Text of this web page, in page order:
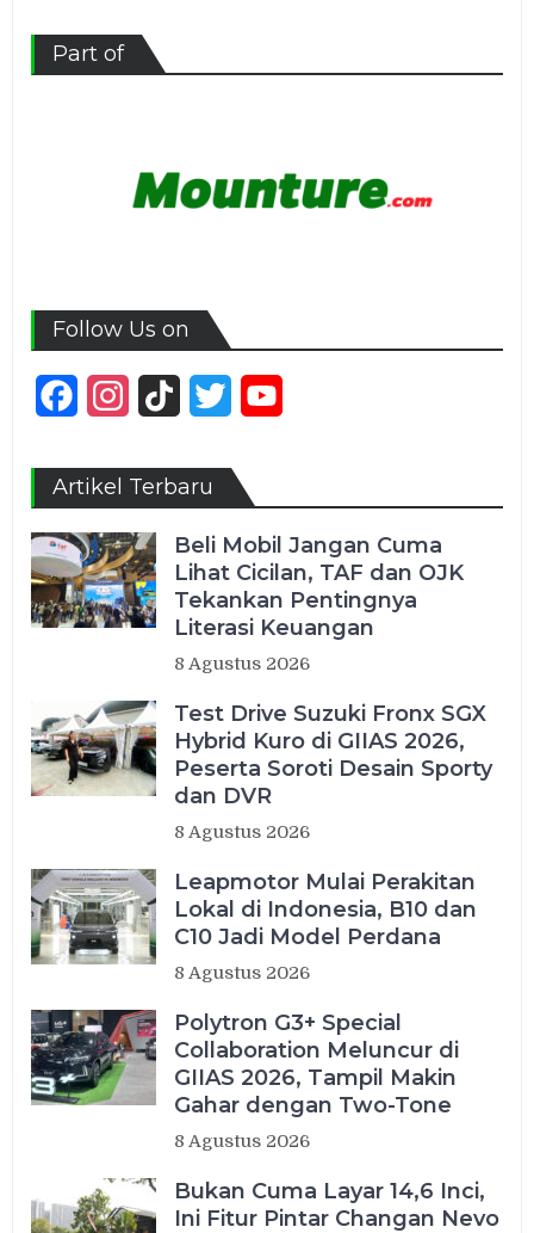
Part of
Follow Us on
FacebookInstagram
TikTok Twitter
Artikel Terbaru
Beli Mobil Jangan Cuma
Lihat Cicilan, TAF dan OJK
Tekankan Pentingnya
Literasi Keuangan
8 Agustus 2026
Test Drive Suzuki Fronx SGX
Hybrid Kuro di GIIAS 2026,
Peserta Soroti Desain Sporty
dan DVR
8 Agustus 2026
Leapmotor Mulai Perakitan
Lokal di Indonesia, B10 dan
C10 Jadi Model Perdana
8 Agustus 2026
Polytron G3+ Special
Collaboration Meluncur di
GIIAS 2026, Tampil Makin
Gahar dengan Two-Tone
8 Agustus 2026
Bukan Cuma Layar 14,6 Inci,
Ini Fitur Pintar Changan Nevo